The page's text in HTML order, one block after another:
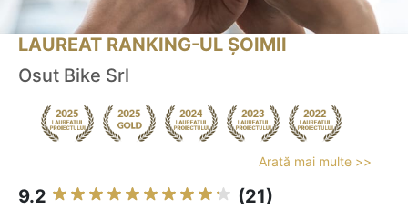
LAUREAT RANKING-UL ȘOIMII
Osut Bike Srl
Arată mai multe >>
9.2 (21)